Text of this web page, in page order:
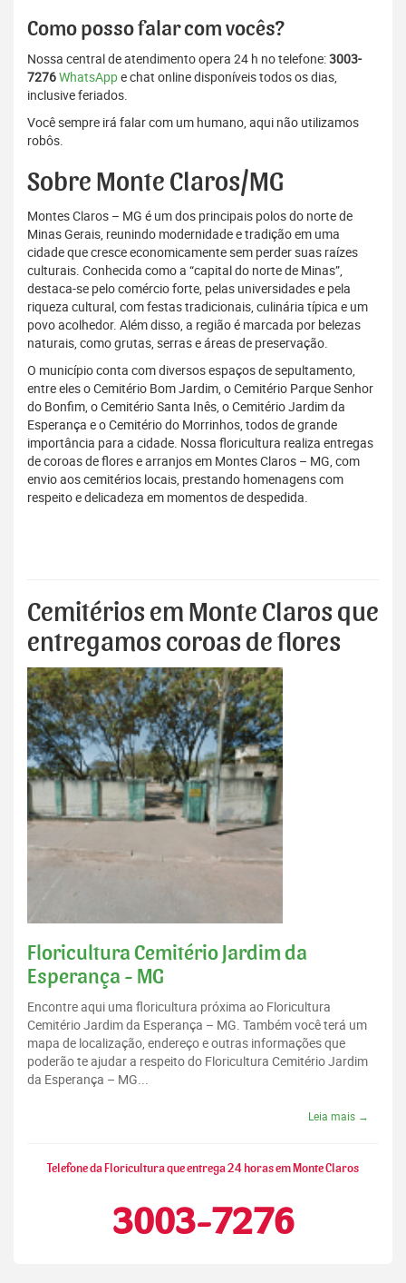
Como posso falar com vocês?
Nossa central de atendimento opera 24 h no telefone:3003-
7276WhatsAppe chat online disponíveis todos os dias,
inclusive feriados.
Você sempre irá falar com um humano, aqui não utilizamos
robôs.
Sobre Monte Claros/MG
Montes Claros – MG é um dos principais polos do norte de
Minas Gerais, reunindo modernidade e tradição em uma
cidade que cresce economicamente sem perder suas raízes
culturais. Conhecida como a “capital do norte de Minas”,
destaca-se pelo comércio forte, pelas universidades e pela
riqueza cultural, com festas tradicionais, culinária típica e um
povo acolhedor. Além disso, a região é marcada por belezas
naturais, como grutas, serras e áreas de preservação.
O município conta com diversos espaços de sepultamento,
entre eles o Cemitério Bom Jardim, o Cemitério Parque Senhor
do Bonfim, o Cemitério Santa Inês, o Cemitério Jardim da
Esperança e o Cemitério do Morrinhos, todos de grande
importância para a cidade. Nossa floricultura realiza entregas
de coroas de flores e arranjos em Montes Claros – MG, com
envio aos cemitérios locais, prestando homenagens com
respeito e delicadeza em momentos de despedida.
Cemitérios em Monte Claros que
entregamos coroas de flores
Floricultura Cemitério Jardim da
Esperança - MG
Encontre aqui uma floricultura próxima ao Floricultura
Cemitério Jardim da Esperança – MG. Também você terá um
mapa de localização, endereço e outras informações que
poderão te ajudar a respeito do Floricultura Cemitério Jardim
da Esperança – MG...
Leia mais →
Telefone da Floricultura que entrega 24 horas em Monte Claros
3003-7276